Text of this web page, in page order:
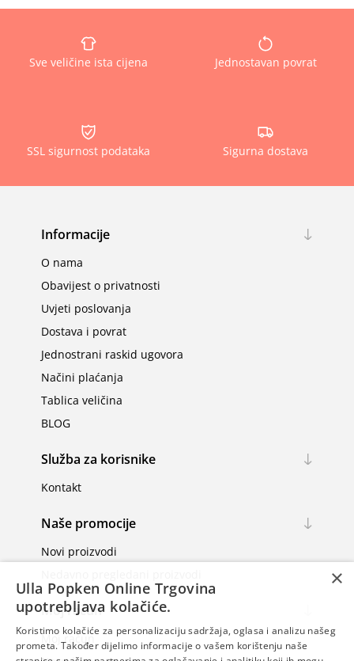
Sve veličine ista cijena Jednostavan povrat
SSL sigurnost podataka Sigurna dostava
Informacije
O nama
Obavijest o privatnosti
Uvjeti poslovanja
Dostava i povrat
Jednostrani raskid ugovora
Načini plaćanja
Tablica veličina
BLOG
Služba za korisnike
Kontakt
Naše promocije
Novi proizvodi
Moj račun
Moj račun
×
Ulla Popken Online Trgovina
upotrebljava kolačiće.
Koristimo kolačiće za personalizaciju sadržaja, oglasa i analizu našeg
prometa. Također dijelimo informacije o vašem korištenju naše